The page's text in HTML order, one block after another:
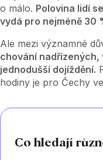
o málo. Polovina lidí
vydá pro nejméně 30
Ale mezi významné
chování nadřízených,
jednodušší dojíždění.
hodiny je pro Čechy
Co hledají